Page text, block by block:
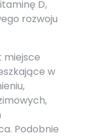
D,
rozwoju
miejsce
w
Podobnie